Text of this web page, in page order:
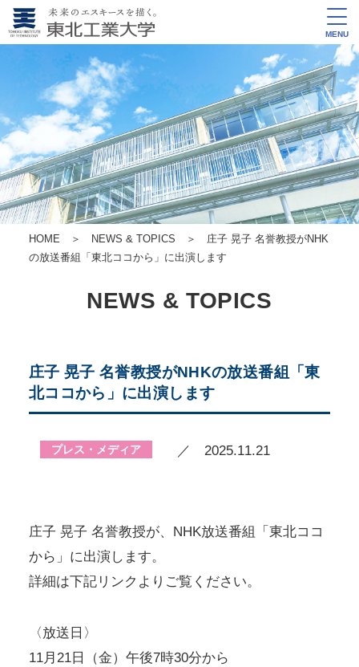
MENU
HOME ＞ NEWS & TOPICS ＞ 庄子 晃子 名誉教授がNHK
の放送番組「東北ココから」に出演します
NEWS & TOPICS
庄子 晃子 名誉教授がNHKの放送番組「東
北ココから」に出演します
プレス・メディア ／ 2025.11.21
庄子 晃子 名誉教授が、NHK放送番組「東北ココ
から」に出演します。
詳細は下記リンクよりご覧ください。
〈放送日〉
11月21日（金）午後7時30分から